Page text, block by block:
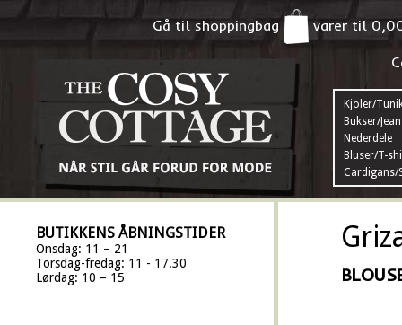
Gå til shoppingbag varer til
Kjoler/
Bukser/
Nederdele
Bluser/T-
Cardigans/
BUTIKKENS ÅBNINGSTIDER
Onsdag: 11 – 21
Torsdag-fredag: 11 - 17.30
Lørdag: 10 – 15